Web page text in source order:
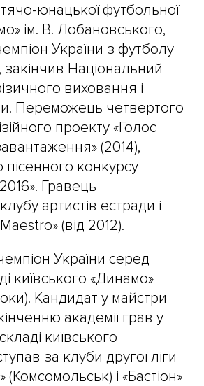
юнацької футбольної
ім. В. Лобановського,
України з футболу
Національний
виховання і
Переможець четвертого
проекту «Голос
(2014),
конкурсу
Гравець
артистів естради і
(від 2012).
України серед
київського «Динамо»
Кандидат у майстри
академії грав у
київського
за клуби другої ліги
(Комсомольськ) і «Бастіон»